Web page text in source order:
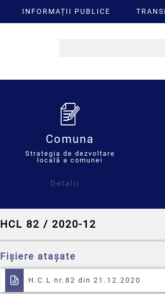
INFORMAȚII PUBLICE
Comuna
Strategia de dezvoltare
locală a comunei
Detalii
HCL 82 / 2020-12
Fișiere atașate
H.C.L nr.82 din 21.12.2020